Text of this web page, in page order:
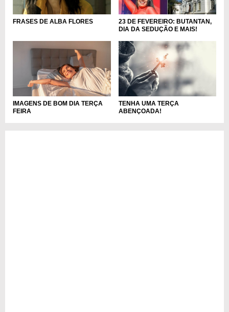
FRASES DE ALBA FLORES
23 DE FEVEREIRO: BUTANTAN,
DIA DA SEDUÇÃO E MAIS!
IMAGENS DE BOM DIA TERÇA
FEIRA
TENHA UMA TERÇA
ABENÇOADA!